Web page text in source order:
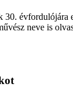
neve is